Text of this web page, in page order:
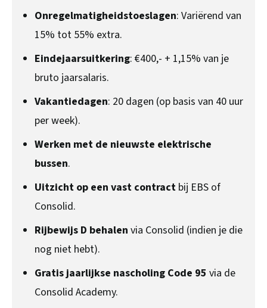
Onregelmatigheidstoeslagen: Variërend van
15% tot 55% extra.
Eindejaarsuitkering: €400,- + 1,15% van je
bruto jaarsalaris.
Vakantiedagen: 20 dagen (op basis van 40 uur
per week).
Werken met de nieuwste elektrische
bussen.
Uitzicht op een vast contract bij EBS of
Consolid.
Rijbewijs D behalen via Consolid (indien je die
nog niet hebt).
Gratis jaarlijkse nascholing Code 95 via de
Consolid Academy.